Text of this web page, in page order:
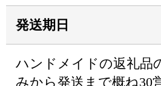
発送期日
ハンドメイドの返礼品
みから発送まで概ね30